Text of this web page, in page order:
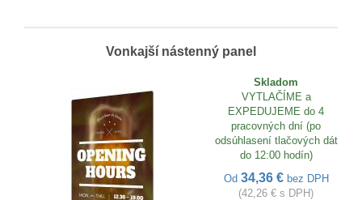
Vonkajší nástenný panel
Skladom
VYTLAČÍME a
EXPEDUJEME do 4
pracovných dní (po
odsúhlasení tlačových dát
do 12:00 hodín)
Od 34,36 € bez DPH
(42,26 € s DPH)